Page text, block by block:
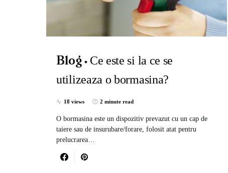
Blog
Ce este si la ce se
utilizeaza o bormasina?
18 views 2 minute read
O bormasina este un dispozitiv prevazut cu un cap de
taiere sau de insurubare/forare, folosit atat pentru
prelucrarea…